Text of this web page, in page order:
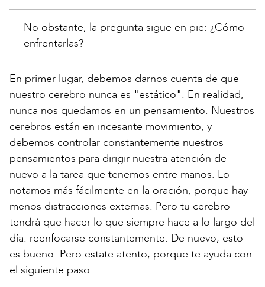
No obstante, la pregunta sigue en pie: ¿Cómo
enfrentarlas?
En primer lugar, debemos darnos cuenta de que
nuestro cerebro nunca es "estático". En realidad,
nunca nos quedamos en un pensamiento. Nuestros
cerebros están en incesante movimiento, y
debemos controlar constantemente nuestros
pensamientos para dirigir nuestra atención de
nuevo a la tarea que tenemos entre manos. Lo
notamos más fácilmente en la oración, porque hay
menos distracciones externas. Pero tu cerebro
tendrá que hacer lo que siempre hace a lo largo del
día: reenfocarse constantemente. De nuevo, esto
es bueno. Pero estate atento, porque te ayuda con
el siguiente paso.